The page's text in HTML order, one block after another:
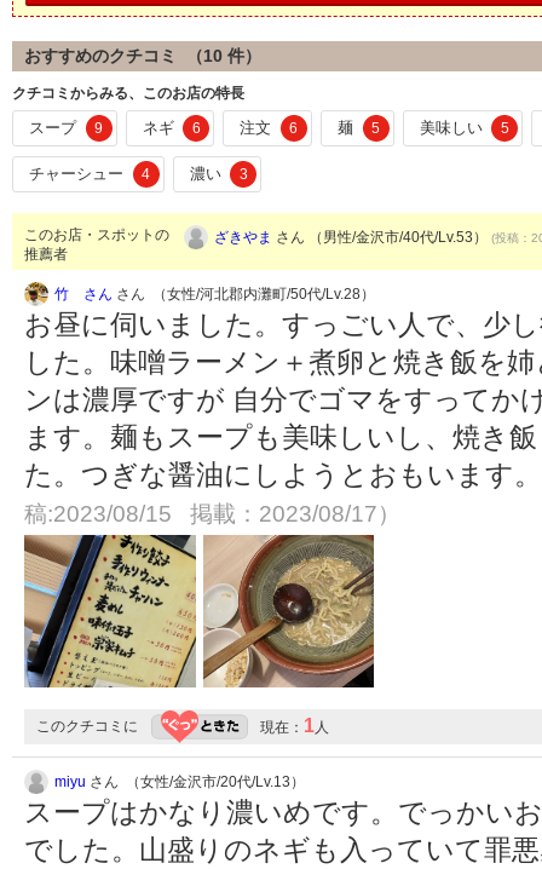
おすすめのクチコミ （10 件）
クチコミからみる、このお店の特長
スープ 9 ネギ 6 注文 6 麺 5 美味しい 5
チャーシュー 4 濃い 3
このお店・スポットの
推薦者
ざきやま さん （男性/金沢市/40代/Lv.53） (投稿：
竹 さん さん （女性/河北郡内灘町/50代/Lv.28）
お昼に伺いました。すっごい人で、少
した。味噌ラーメン＋煮卵と焼き飯を
ンは濃厚ですが 自分でゴマをすってか
ます。麺もスープも美味しいし、焼き
た。つぎな醤油にしようとおもいます
稿:2023/08/15 掲載：2023/08/17）
このクチコミに 現在： 1人
miyu さん （女性/金沢市/20代/Lv.13）
スープはかなり濃いめです。でっかい
でした。山盛りのネギも入っていて罪